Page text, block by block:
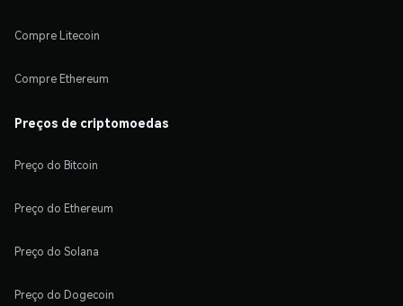
Compre Litecoin
Compre Ethereum
Preços de criptomoedas
Preço do Bitcoin
Preço do Ethereum
Preço do Solana
Preço do Dogecoin